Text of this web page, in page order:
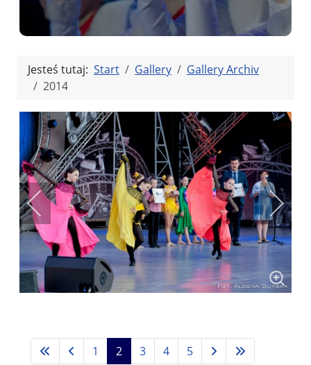
Jesteś tutaj: Start Gallery
Gallery Archiv
2014
1 2 3 4 5